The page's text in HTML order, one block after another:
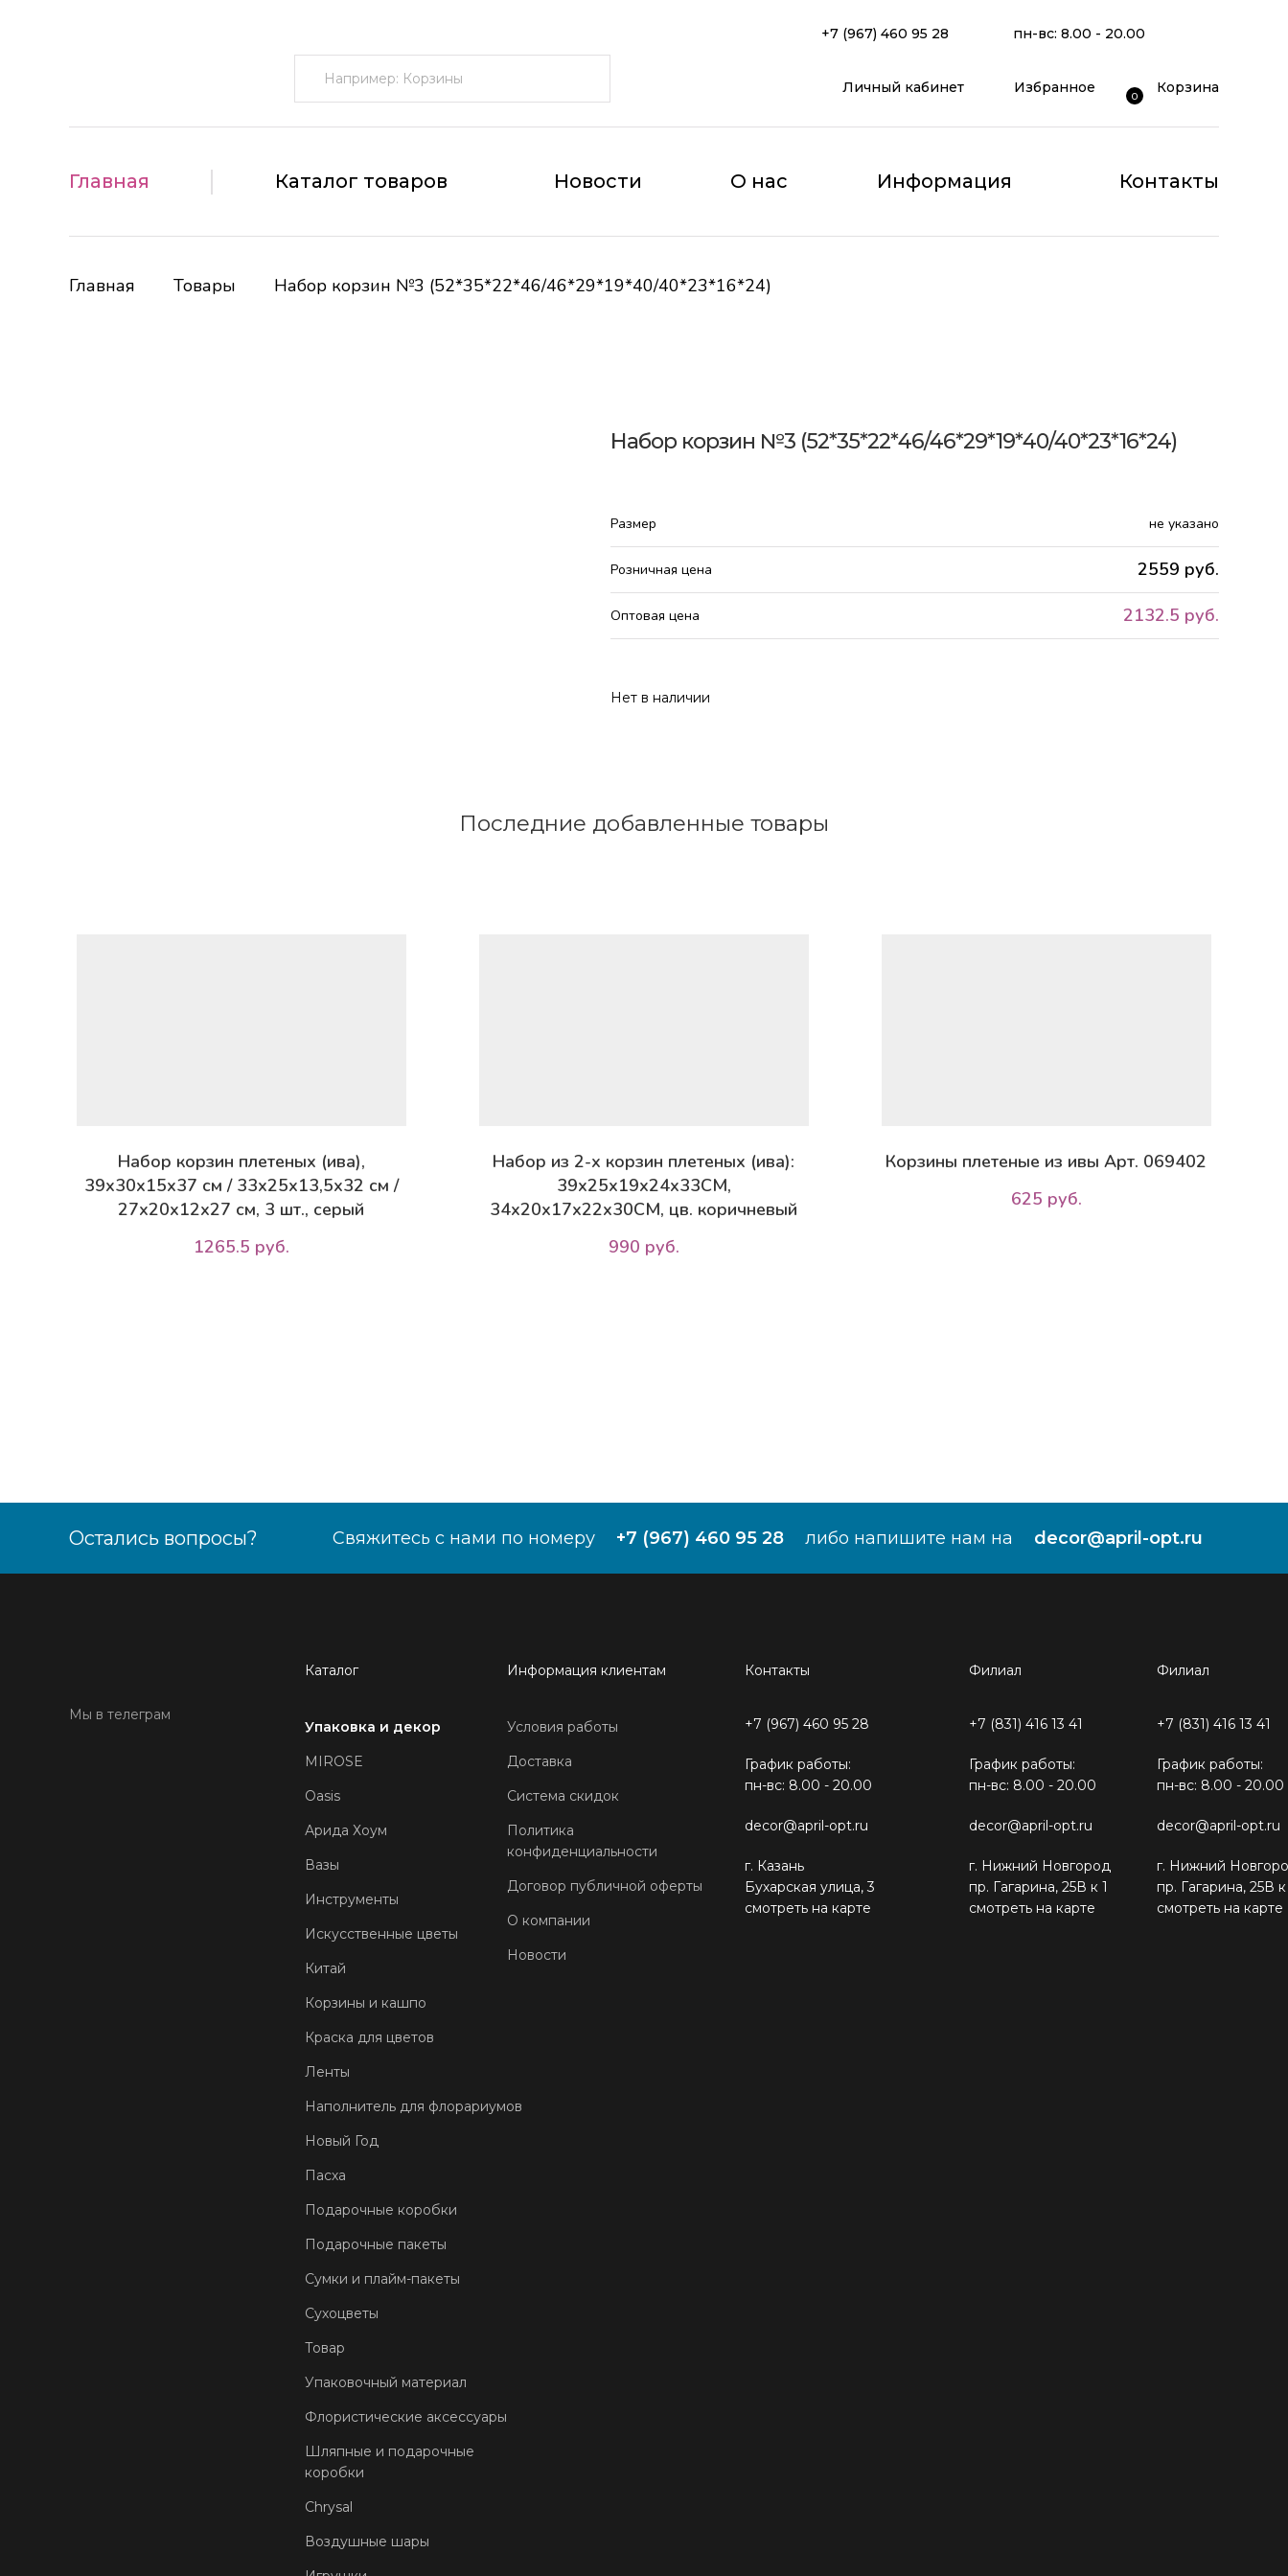
+7 (967) 460 95 28 пн-вс: 8.00 - 20.00
Личный кабинет Избранное
0
Корзина
Главная Каталог товаров Новости О нас Информация Контакты
Главная Товары Набор корзин №3 (52*35*22*46/46*29*19*40/40*23*16*24)
Набор корзин №3 (52*35*22*46/46*29*19*40/40*23*16*24)
Размер не указано
Розничная цена 2559 руб.
Оптовая цена 2132.5 руб.
Нет в наличии
Последние добавленные товары
Набор корзин плетеных (ива),
39х30х15х37 см / 33х25х13,5х32 см /
27х20х12х27 см, 3 шт., серый
1265.5 руб.
Набор из 2-х корзин плетеных (ива):
39х25х19х24х33CM,
34х20х17х22х30CM, цв. коричневый
990 руб.
Корзины плетеные из ивы Арт. 069402
625 руб.
Остались вопросы? Свяжитесь с нами по номеру +7 (967) 460 95 28 либо напишите нам на decor@april-opt.ru
Мы в телеграм
Каталог
Упаковка и декор
MIROSE
Oasis
Арида Хоум
Вазы
Инструменты
Искусственные цветы
Китай
Корзины и кашпо
Краска для цветов
Ленты
Наполнитель для флорариумов
Новый Год
Пасха
Подарочные коробки
Подарочные пакеты
Сумки и плайм-пакеты
Сухоцветы
Товар
Упаковочный материал
Флористические аксессуары
Шляпные и подарочные
коробки
Chrysal
Воздушные шары
Информация клиентам
Условия работы
Доставка
Система скидок
Политика
конфиденциальности
Договор публичной оферты
О компании
Новости
Контакты
+7 (967) 460 95 28
График работы:
пн-вс: 8.00 - 20.00
decor@april-opt.ru
г. Казань
Бухарская улица, 3
смотреть на карте
Филиал
+7 (831) 416 13 41
График работы:
пн-вс: 8.00 - 20.00
decor@april-opt.ru
г. Нижний Новгород
пр. Гагарина, 25В к 1
смотреть на карте
Филиал
+7 (831) 416 13 41
График работы:
пн-вс: 8.00 - 20.00
decor@april-opt.ru
г. Нижний
пр. Гагарина, 25В к
смотреть на карте